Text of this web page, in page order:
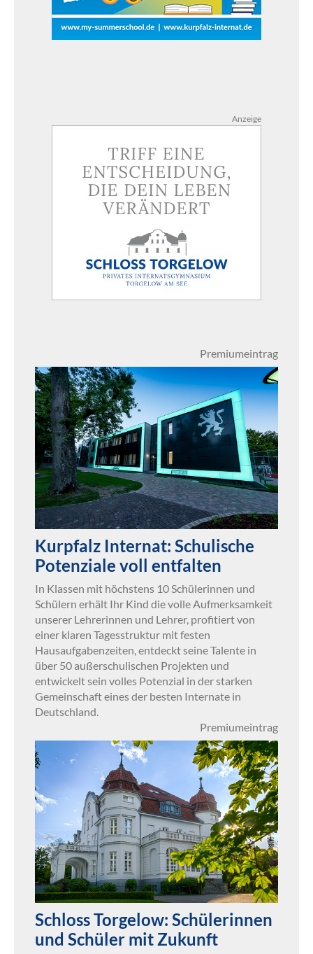
Anzeige
Premiumeintrag
Kurpfalz Internat: Schulische
Potenziale voll entfalten
In Klassen mit höchstens 10 Schülerinnen und
Schülern erhält Ihr Kind die volle Aufmerksamkeit
unserer Lehrerinnen und Lehrer, profitiert von
einer klaren Tagesstruktur mit festen
Hausaufgabenzeiten, entdeckt seine Talente in
über 50 außerschulischen Projekten und
entwickelt sein volles Potenzial in der starken
Gemeinschaft eines der besten Internate in
Deutschland.
Premiumeintrag
Schloss Torgelow: Schülerinnen
und Schüler mit Zukunft